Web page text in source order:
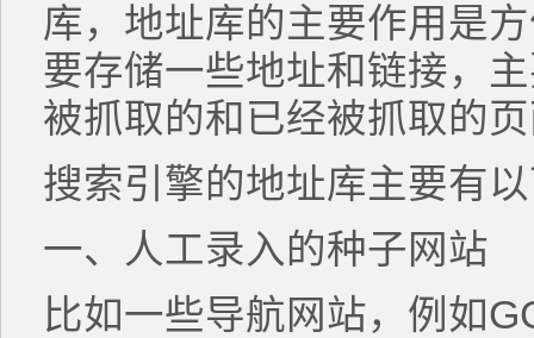
库，地址库的主要作用是
要存储一些地址和链接，
被抓取的和已经被抓取的
搜索引擎的地址库主要有
一、人工录入的种子网站
比如一些导航网站，例如